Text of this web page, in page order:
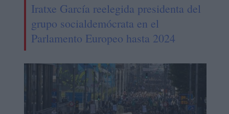
Iratxe García reelegida presidenta del
grupo socialdemócrata en el
Parlamento Europeo hasta 2024